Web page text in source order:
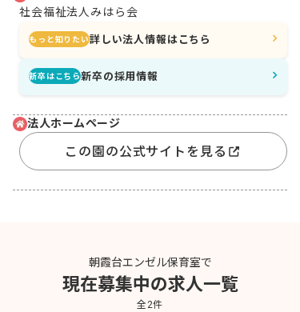
社会福祉法人みはら会
もっと知りたい詳しい法人情報はこちら
新卒はこちら新卒の採用情報
法人ホームページ
この園の公式サイトを見る
朝霞台エンゼル保育室で
現在募集中の求人一覧
全2件